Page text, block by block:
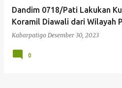
Dandim 0718/Pati Lakukan
Koramil Diawali dari Wilayah
Kabarpatigo Desember 30, 2023
0